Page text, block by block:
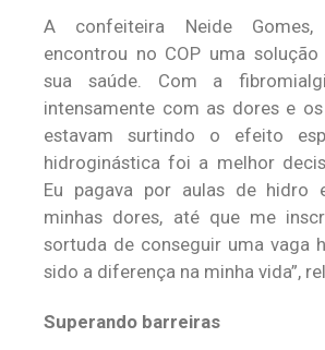
A confeiteira Neide
encontrou no COP uma
sua saúde. Com a
intensamente com as dores e
estavam surtindo o efeito
hidroginástica foi a melhor
Eu pagava por aulas de hidro
minhas dores, até que me
sortuda de conseguir uma vaga
sido a diferença na minha vida”,
Superando barreiras